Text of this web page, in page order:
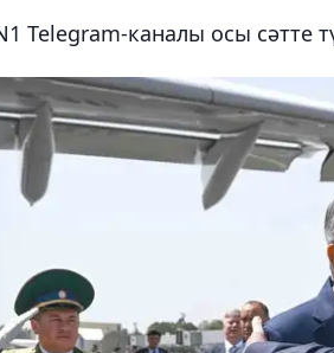
Telegram-каналы осы сәтте